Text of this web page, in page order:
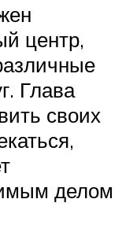
центр,
Глава
своих
делом